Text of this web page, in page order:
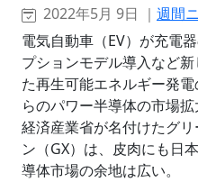
2022年5月 9日 ｜ 週間
電気自動車（EV）が充電
プションモデル導入など
た再生可能エネルギー発
らのパワー半導体の市場拡
経済産業省が名付けたグ
ン（GX）は、皮肉にも日
導体市場の余地は広い。